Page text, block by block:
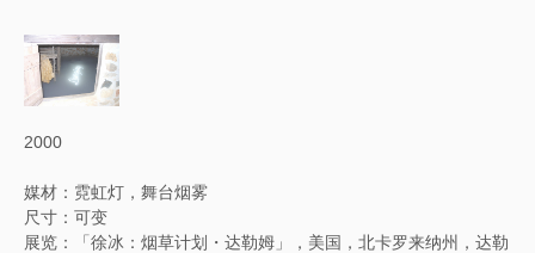
2000
媒材：霓虹灯，舞台烟雾
尺寸：可变
展览：「徐冰：烟草计划・达勒姆」，美国，北卡罗来纳州，达勒